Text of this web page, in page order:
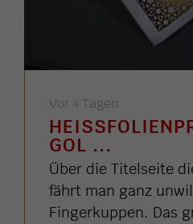
Vor 4 Tagen
OL ...
Über die Titelseite
fährt man ganz
Fingerkuppen. Das